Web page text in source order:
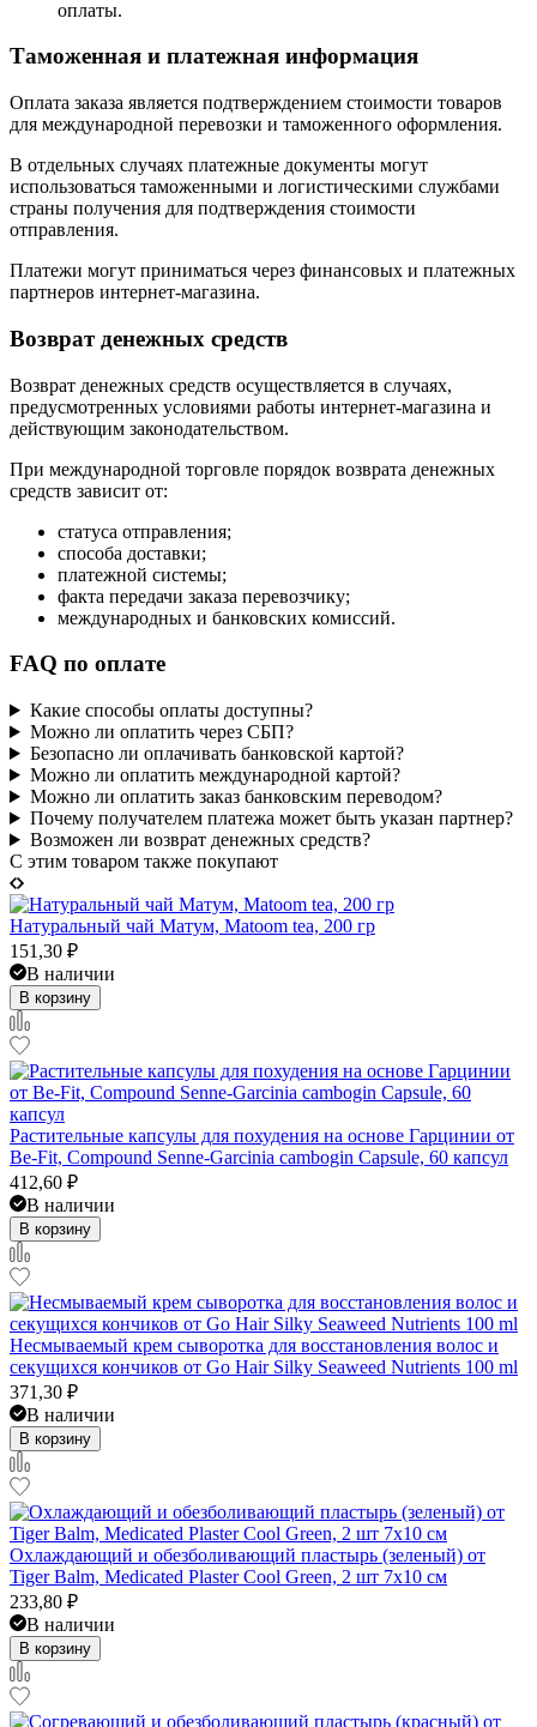
оплаты.
Таможенная и платежная информация
Оплата заказа является подтверждением стоимости товаров
для международной перевозки и таможенного оформления.
В отдельных случаях платежные документы могут
использоваться таможенными и логистическими службами
страны получения для подтверждения стоимости
отправления.
Платежи могут приниматься через финансовых и платежных
партнеров интернет-магазина.
Возврат денежных средств
Возврат денежных средств осуществляется в случаях,
предусмотренных условиями работы интернет-магазина и
действующим законодательством.
При международной торговле порядок возврата денежных
средств зависит от:
статуса отправления;
способа доставки;
платежной системы;
факта передачи заказа перевозчику;
международных и банковских комиссий.
FAQ по оплате
Какие способы оплаты доступны?
Можно ли оплатить через СБП?
Безопасно ли оплачивать банковской картой?
Можно ли оплатить международной картой?
Можно ли оплатить заказ банковским переводом?
Почему получателем платежа может быть указан партнер?
Возможен ли возврат денежных средств?
C этим товаром также покупают
Натуральный чай Матум, Matoom tea, 200 гр
151,30 ₽
В наличии
В корзину
Растительные капсулы для похудения на основе Гарцинии от
Be-Fit, Compound Senne-Garcinia cambogin Capsule, 60 капсул
412,60 ₽
В наличии
В корзину
Несмываемый крем сыворотка для восстановления волос и
секущихся кончиков от Go Hair Silky Seaweed Nutrients 100 ml
371,30 ₽
В наличии
В корзину
Охлаждающий и обезболивающий пластырь (зеленый) от
Tiger Balm, Medicated Plaster Cool Green, 2 шт 7x10 см
233,80 ₽
В наличии
В корзину